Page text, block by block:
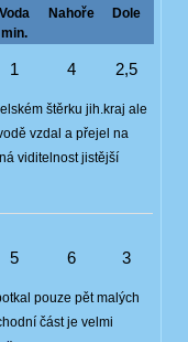
Voda
min.
Nahoře Dole
1 4 2,5
štěrku jih.kraj ale
vzdal a přejel na
viditelnost jistější
5 6 3
pouze pět malých
část je velmi